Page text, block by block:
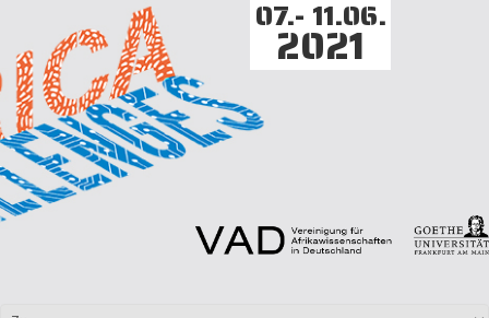
07.- 11.06.
2021